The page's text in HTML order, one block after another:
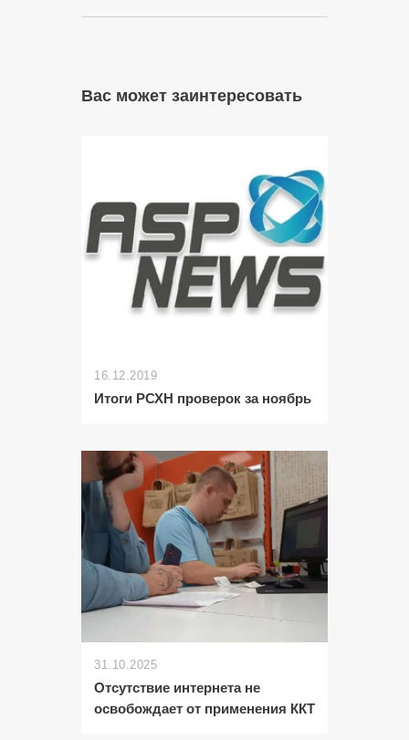
Вас может заинтересовать
16.12.2019
Итоги РСХН проверок за ноябрь
31.10.2025
Отсутствие интернета не
освобождает от применения ККТ